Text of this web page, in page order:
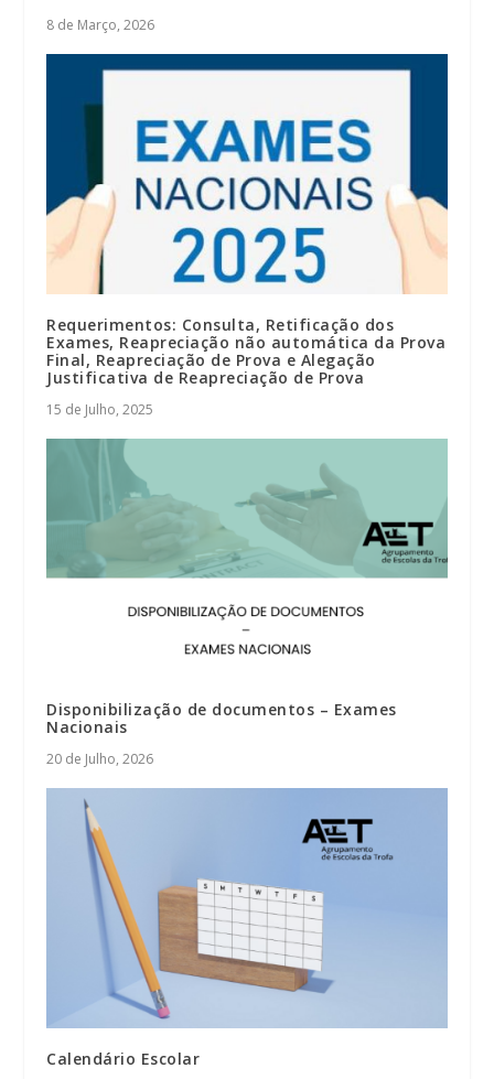
8 de Março, 2026
Requerimentos: Consulta, Retificação dos
Exames, Reapreciação não automática da Prova
Final, Reapreciação de Prova e Alegação
Justificativa de Reapreciação de Prova
15 de Julho, 2025
Disponibilização de documentos – Exames
Nacionais
20 de Julho, 2026
Calendário Escolar